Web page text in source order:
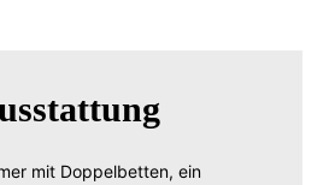
mit Doppelbetten, ein